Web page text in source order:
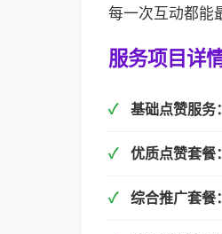
每一次互动都能
服务项目详
基础点赞服务：
优质点赞套餐：
综合推广套餐：